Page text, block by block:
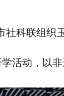
科联组织
活动，以